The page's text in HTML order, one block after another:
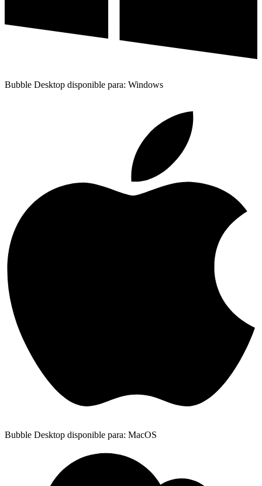
Bubble Desktop disponible para: Windows
Bubble Desktop disponible para: MacOS